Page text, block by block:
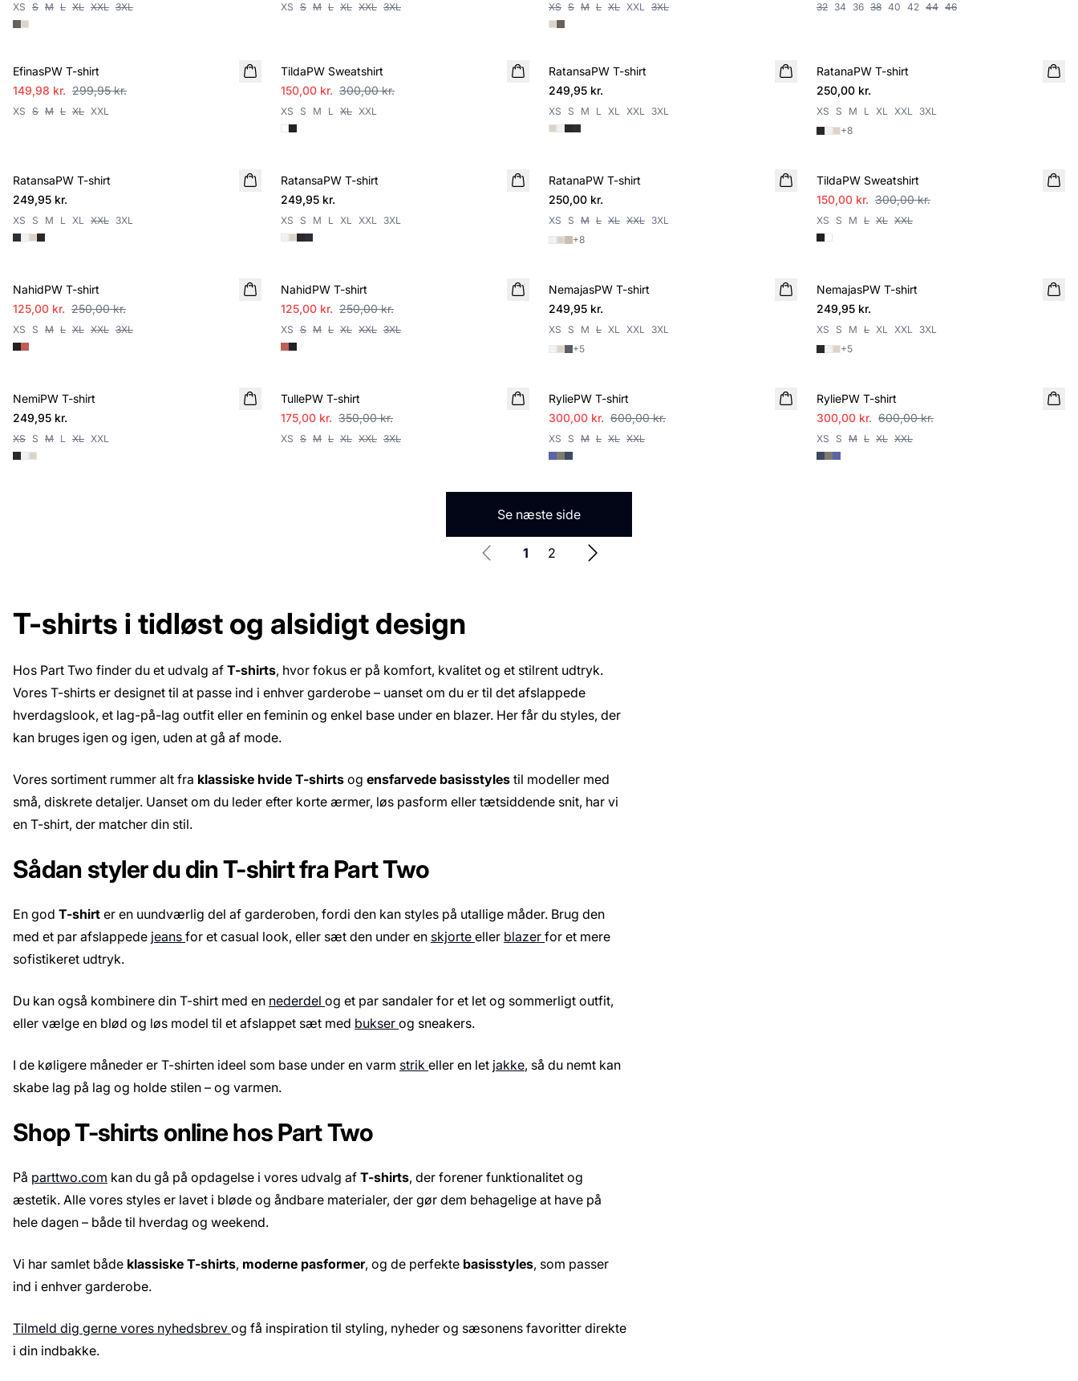
XS S M L XL XXL 3XL XS S M L XL XXL 3XL XS S M L XL XXL 3XL 32 34 36 38 40 42 44 46
EfinasPW T-shirt
149,98 kr. 299,95 kr.
XS S M L XL XXL
TildaPW Sweatshirt
150,00 kr. 300,00 kr.
XS S M L XL XXL
RatansaPW T-shirt
249,95 kr.
XS S M L XL XXL 3XL
RatanaPW T-shirt
250,00 kr.
XS S M L XL XXL 3XL
+8
RatansaPW T-shirt
249,95 kr.
XS S M L XL XXL 3XL
RatansaPW T-shirt
249,95 kr.
XS S M L XL XXL 3XL
RatanaPW T-shirt
250,00 kr.
XS S M L XL XXL 3XL
+8
TildaPW Sweatshirt
150,00 kr. 300,00 kr.
XS S M L XL XXL
NahidPW T-shirt
125,00 kr. 250,00 kr.
XS S M L XL XXL 3XL
NahidPW T-shirt
125,00 kr. 250,00 kr.
XS S M L XL XXL 3XL
NemajasPW T-shirt
249,95 kr.
XS S M L XL XXL 3XL
+5
NemajasPW T-shirt
249,95 kr.
XS S M L XL XXL 3XL
+5
NemiPW T-shirt
249,95 kr.
XS S M L XL XXL
TullePW T-shirt
175,00 kr. 350,00 kr.
XS S M L XL XXL 3XL
RyliePW T-shirt
300,00 kr. 600,00 kr.
XS S M L XL XXL
RyliePW T-shirt
300,00 kr. 600,00 kr.
XS S M L XL XXL
Se næste side
1 2
T-shirts i tidløst og alsidigt design
Hos Part Two finder du et udvalg af T-shirts, hvor fokus er på komfort, kvalitet og et stilrent udtryk.
Vores T-shirts er designet til at passe ind i enhver garderobe – uanset om du er til det afslappede
hverdagslook, et lag-på-lag outfit eller en feminin og enkel base under en blazer. Her får du styles, der
kan bruges igen og igen, uden at gå af mode.
Vores sortiment rummer alt fra klassiske hvide T-shirts og ensfarvede basisstyles til modeller med
små, diskrete detaljer. Uanset om du leder efter korte ærmer, løs pasform eller tætsiddende snit, har vi
en T-shirt, der matcher din stil.
Sådan styler du din T-shirt fra Part Two
En god T-shirt er en uundværlig del af garderoben, fordi den kan styles på utallige måder. Brug den
med et par afslappede jeans for et casual look, eller sæt den under en skjorte eller blazer for et mere
sofistikeret udtryk.
Du kan også kombinere din T-shirt med en nederdel og et par sandaler for et let og sommerligt outfit,
eller vælge en blød og løs model til et afslappet sæt med bukser og sneakers.
I de køligere måneder er T-shirten ideel som base under en varm strik eller en let jakke, så du nemt kan
skabe lag på lag og holde stilen – og varmen.
Shop T-shirts online hos Part Two
På parttwo.com kan du gå på opdagelse i vores udvalg af T-shirts, der forener funktionalitet og
æstetik. Alle vores styles er lavet i bløde og åndbare materialer, der gør dem behagelige at have på
hele dagen – både til hverdag og weekend.
Vi har samlet både klassiske T-shirts, moderne pasformer, og de perfekte basisstyles, som passer
ind i enhver garderobe.
Tilmeld dig gerne vores nyhedsbrev og få inspiration til styling, nyheder og sæsonens favoritter direkte
i din indbakke.